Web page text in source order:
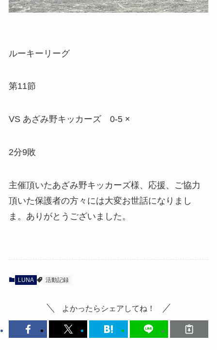
ルーキーリーグ
第11節
VS あざみ野キッカーズ 0-5 ×
2分9敗
主催頂いたあざみ野キッカーズ様、応援、ご協力
頂いた保護者の方々には大変お世話になりまし
ま。ありがとうございました。
LUNA 活動記録
よかったらシェアしてね！